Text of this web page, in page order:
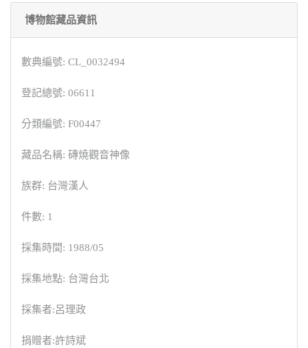
博物館藏品資訊
數典編號: CL_0032494
登記總號: 06611
分類編號: F00447
藏品名稱: 磚燒觀音神像
族群: 台灣漢人
件數: 1
採集時間: 1988/05
採集地點: 台灣台北
採集者:呂理政
捐贈者:許詩斌